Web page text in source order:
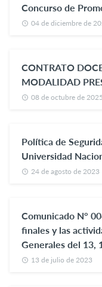
04 de diciembre de
Concurso de
08 de octubre de 2025
CONTRATO
MODALIDAD
24 de agosto de 2023
Política de
Universidad
13 de julio de 2023
Comunicado N°
finales y las
Generales del 13,